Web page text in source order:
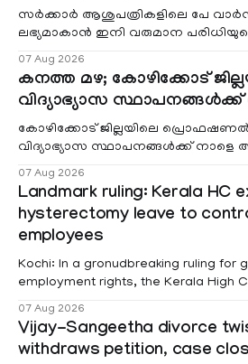
സർക്കാർ ആശുപത്രികളിലെ പേ
ലഭ്യമാകാൻ ഇനി വരുമാന
07 Aug 2026
കനത്ത മഴ; കോഴിക്കോട്
വിദ്യാഭ്യാസ
കോഴിക്കോട് ജില്ലയിലെ
വിദ്യാഭ്യാസ സ്ഥാപനങ്ങൾക്ക് നാളെ
07 Aug 2026
Landmark ruling: Kerala HC
hysterectomy leave to
employees
Kochi: In a gronudbreaking ruling for
employment rights, the Kerala High
projects are eligible for paid medical
hysterectomy surgery under the
(KSR). The court noted that since essential benefits like
07 Aug 2026
Vijay-Sangeetha divorce
withdraws petition, case